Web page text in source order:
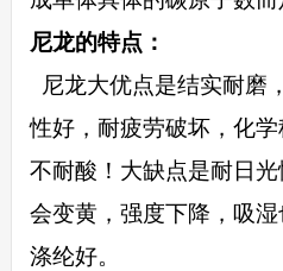
尼龙的特点 ：
尼龙大优点是结实耐磨
性好，耐疲劳破坏，化
不耐酸！大缺点是耐日
会变黄，强度下降，吸湿
涤纶好。